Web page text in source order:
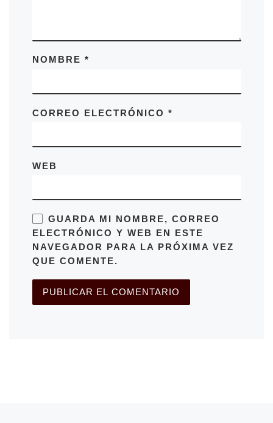
NOMBRE *
CORREO ELECTRÓNICO *
WEB
GUARDA MI NOMBRE, CORREO
ELECTRÓNICO Y WEB EN ESTE
NAVEGADOR PARA LA PRÓXIMA VEZ
QUE COMENTE.